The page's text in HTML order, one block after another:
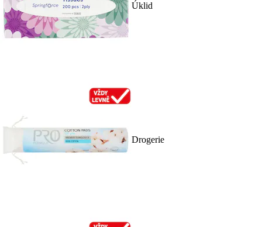
Úklid
Drogerie